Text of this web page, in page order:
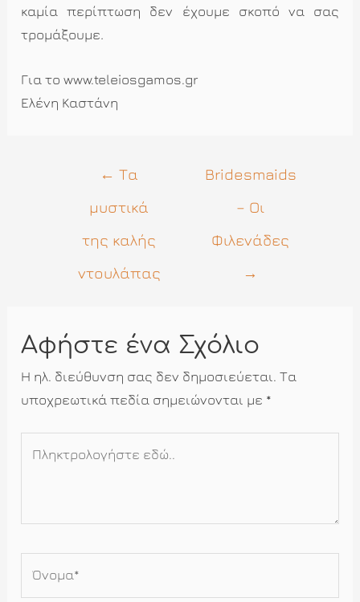
καμία περίπτωση δεν έχουμε σκοπό να σας
τρομάξουμε.
Για το www.teleiosgamos.gr
Ελένη Καστάνη
← Τα
μυστικά
της καλής
ντουλάπας
Bridesmaids
– Οι
Φιλενάδες
→
Αφήστε ένα Σχόλιο
Η ηλ. διεύθυνση σας δεν δημοσιεύεται. Τα
υποχρεωτικά πεδία σημειώνονται με *